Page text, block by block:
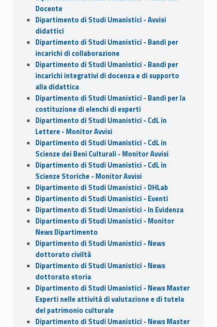
Docente
Dipartimento di Studi Umanistici - Avvisi
didattici
Dipartimento di Studi Umanistici - Bandi per
incarichi di collaborazione
Dipartimento di Studi Umanistici - Bandi per
incarichi integrativi di docenza e di supporto
alla didattica
Dipartimento di Studi Umanistici - Bandi per la
costituzione di elenchi di esperti
Dipartimento di Studi Umanistici - CdL in
Lettere - Monitor Avvisi
Dipartimento di Studi Umanistici - CdL in
Scienze dei Beni Culturali - Monitor Avvisi
Dipartimento di Studi Umanistici - CdL in
Scienze Storiche - Monitor Avvisi
Dipartimento di Studi Umanistici - DHLab
Dipartimento di Studi Umanistici - Eventi
Dipartimento di Studi Umanistici - In Evidenza
Dipartimento di Studi Umanistici - Monitor
News Dipartimento
Dipartimento di Studi Umanistici - News
dottorato civiltà
Dipartimento di Studi Umanistici - News
dottorato storia
Dipartimento di Studi Umanistici - News Master
Esperti nelle attività di valutazione e di tutela
del patrimonio culturale
Dipartimento di Studi Umanistici - News Master